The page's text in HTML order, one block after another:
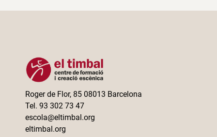
Roger de Flor, 85 08013 Barcelona
Tel. 93 302 73 47
escola@eltimbal.org
eltimbal.org